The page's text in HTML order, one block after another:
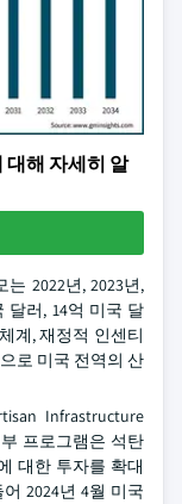
대해 자세히 알
2022년, 2023년,
달러, 14억 미국 달
계, 재정적 인센티
로 미국 전역의 산
Infrastructure
프로그램은 석탄
대한 투자를 확대
2024년 4월 미국